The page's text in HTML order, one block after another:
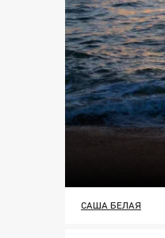
САША БЕЛАЯ